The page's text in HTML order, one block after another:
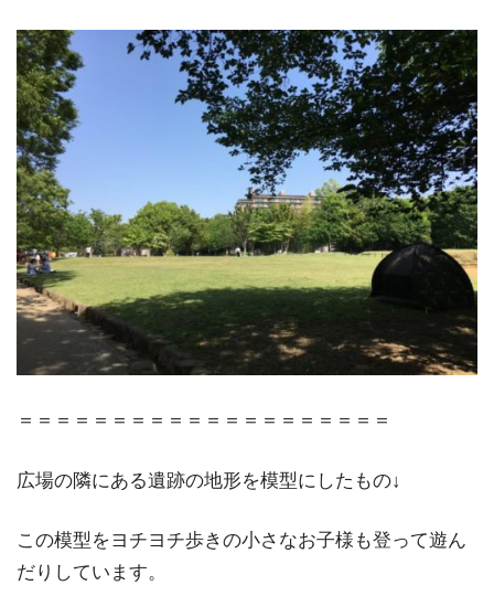
＝＝＝＝＝＝＝＝＝＝＝＝＝＝＝＝＝＝＝＝
広場の隣にある遺跡の地形を模型にしたもの↓
この模型をヨチヨチ歩きの小さなお子様も登って遊ん
だりしています。